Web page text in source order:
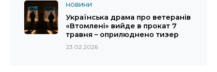
НОВИНИ
Українська драма про ветеранів
«Втомлені» вийде в прокат 7
травня – оприлюднено тизер
23.02.2026